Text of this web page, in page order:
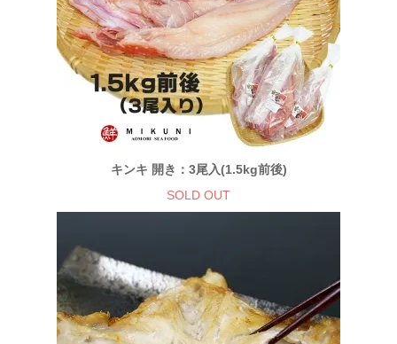
キンキ 開き：3尾入(1.5kg前後)
SOLD OUT